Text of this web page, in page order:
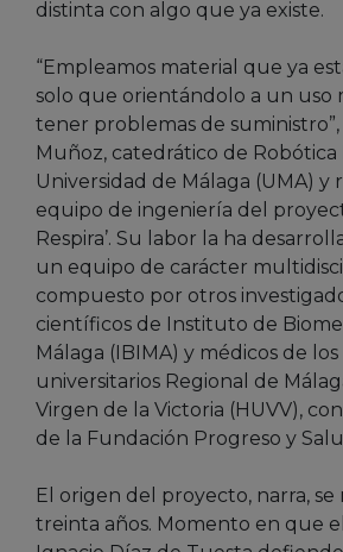
distinta con algo que ya existe.
“Empleamos material que ya
solo que orientándolo a un uso
tener problemas de
Muñoz, catedrático de Robótica
Universidad de Málaga (UMA) y
equipo de ingeniería del
Respira’. Su labor la ha
un equipo de carácter
compuesto por otros
científicos de Instituto de
Málaga (IBIMA) y médicos de
universitarios Regional de
Virgen de la Victoria (HUVV),
de la Fundación Progreso y
El origen del proyecto, narra,
treinta años. Momento en que